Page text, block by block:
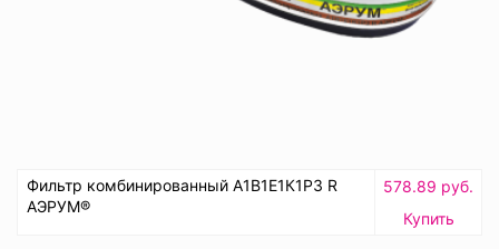
Фильтр комбинированный А1В1Е1К1Р3 R
АЭРУМ®
578.89 руб.
Купить